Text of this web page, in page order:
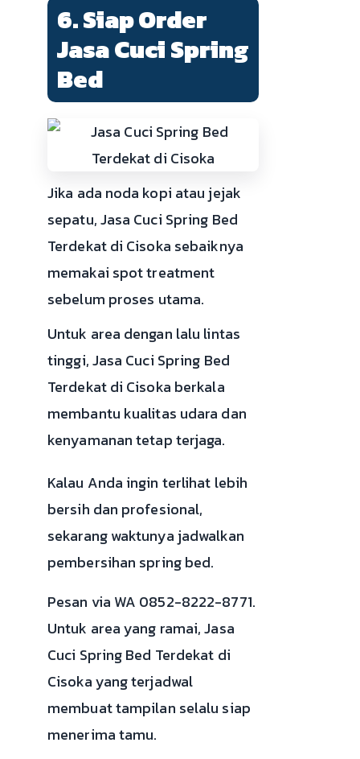
6. Siap Order
Jasa Cuci Spring
Bed
Jika ada noda kopi atau jejak
sepatu, Jasa Cuci Spring Bed
Terdekat di Cisoka sebaiknya
memakai spot treatment
sebelum proses utama.
Untuk area dengan lalu lintas
tinggi, Jasa Cuci Spring Bed
Terdekat di Cisoka berkala
membantu kualitas udara dan
kenyamanan tetap terjaga.
Kalau Anda ingin terlihat lebih
bersih dan profesional,
sekarang waktunya jadwalkan
pembersihan spring bed.
Pesan via WA 0852-8222-8771.
Untuk area yang ramai, Jasa
Cuci Spring Bed Terdekat di
Cisoka yang terjadwal
membuat tampilan selalu siap
menerima tamu.